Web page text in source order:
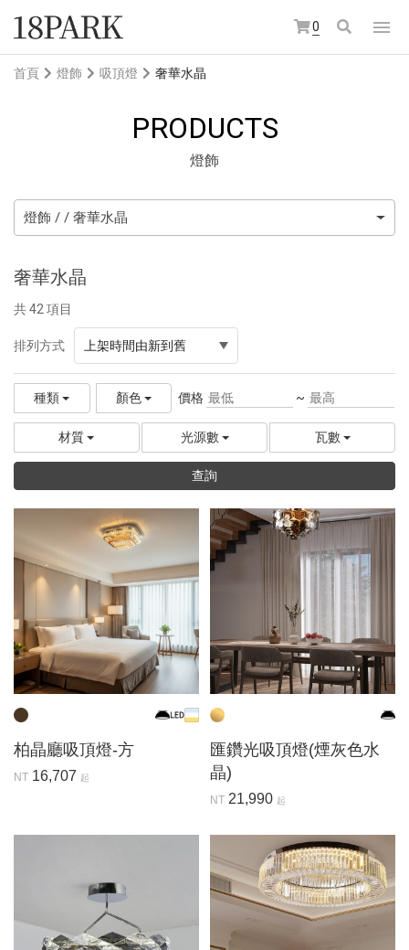
0
首頁 燈飾 吸頂燈 奢華水晶
PRODUCTS
燈飾
燈飾 / / 奢華水晶
奢華水晶
共 42 項目
排列方式 上架時間由新到舊
種類 顏色 價格 ~
材質 光源數 瓦數
查詢
柏晶廳吸頂燈-方
NT 16,707 起
匯鑽光吸頂燈(煙灰色水
晶)
NT 21,990 起